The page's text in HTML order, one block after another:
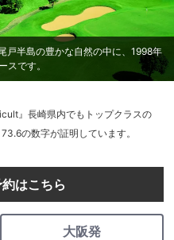
戸半島の豊かな自然の中に、1998年
スです。
』長崎県内でもトップクラスの
の数字が証明しています。
はこちら
大阪発